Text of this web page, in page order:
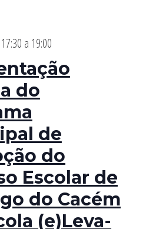
do
de
do
Escolar de
do Cacém
(e)Leva-
a 19:00